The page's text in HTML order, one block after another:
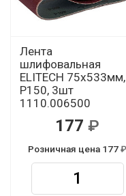
Лента
шлифовальная
ELITECH 75х533мм,
Р150, 3шт
1110.006500
177
Розничная цена 177